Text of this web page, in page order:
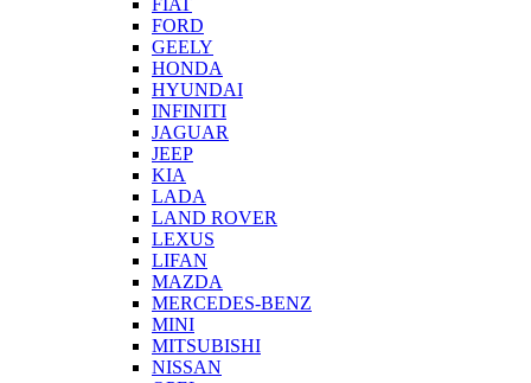
FIAT
FORD
GEELY
HONDA
HYUNDAI
INFINITI
JAGUAR
JEEP
KIA
LADA
LAND ROVER
LEXUS
LIFAN
MAZDA
MERCEDES-BENZ
MINI
MITSUBISHI
NISSAN